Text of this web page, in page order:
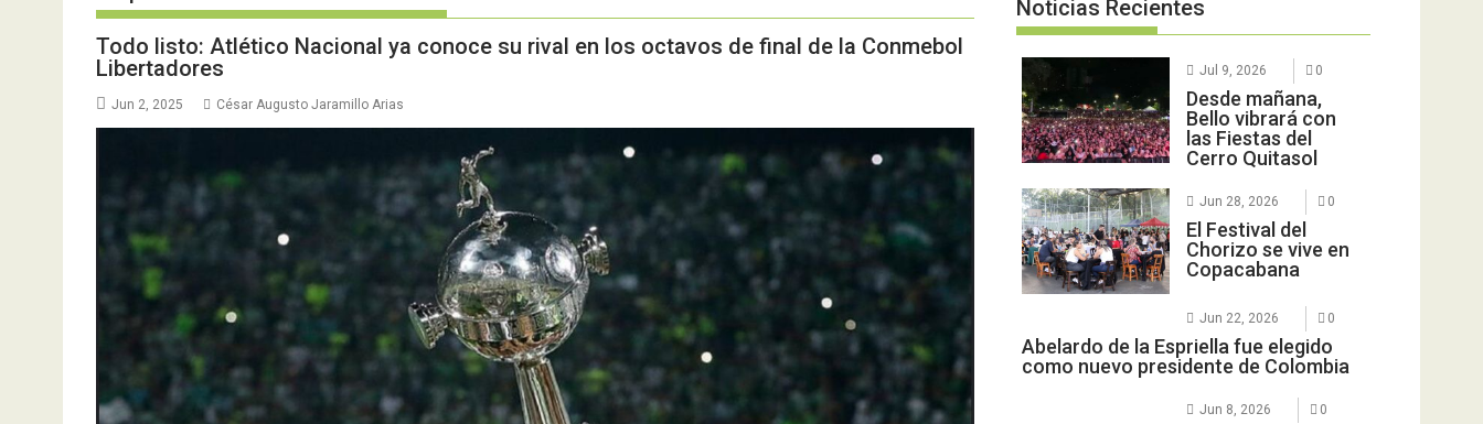
Todo listo: Atlético Nacional ya conoce su rival en los octavos de final de la Conmebol
Libertadores
Jun 2, 2025 César Augusto Jaramillo Arias
Noticias Recientes
Jul 9, 2026 0
Desde mañana,
Bello vibrará con
las Fiestas del
Cerro Quitasol
Jun 28, 2026 0
El Festival del
Chorizo se vive en
Copacabana
Jun 22, 2026 0
Abelardo de la Espriella fue elegido
como nuevo presidente de Colombia
Jun 8, 2026 0